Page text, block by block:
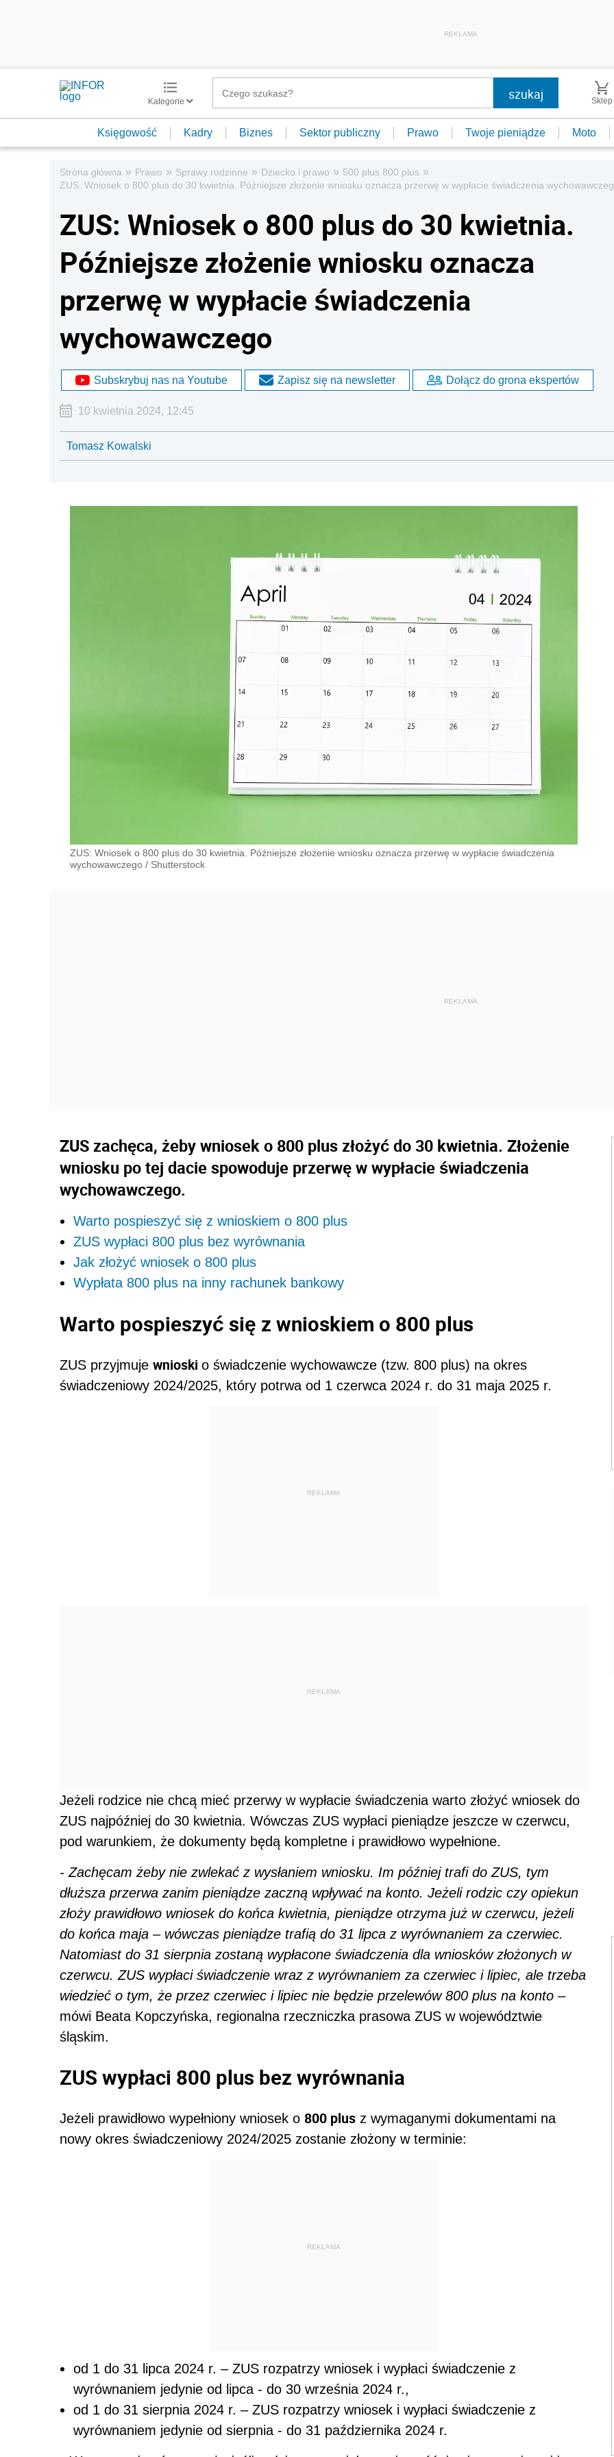
REKLAMA
Kategorie Sklep
Księgowość Kadry Biznes Sektor publiczny Prawo Twoje pieniądze Moto
Strona główna » Prawo » Sprawy rodzinne » Dziecko i prawo » 500 plus 800 plus »
ZUS: Wniosek o 800 plus do 30 kwietnia. Późniejsze złożenie wniosku oznacza przerwę w wypłacie świadczenia
ZUS: Wniosek o 800 plus do 30 kwietnia.
Późniejsze złożenie wniosku oznacza
przerwę w wypłacie świadczenia
wychowawczego
Subskrybuj nas na Youtube Zapisz się na newsletter Dołącz do grona ekspertów
10 kwietnia 2024, 12:45
Tomasz Kowalski
ZUS: Wniosek o 800 plus do 30 kwietnia. Późniejsze złożenie wniosku oznacza przerwę w wypłacie świadczenia
wychowawczego / Shutterstock
ZUS zachęca, żeby wniosek o 800 plus złożyć do 30 kwietnia. Złożenie
wniosku po tej dacie spowoduje przerwę w wypłacie świadczenia
wychowawczego.
Warto pospieszyć się z wnioskiem o 800 plus
ZUS wypłaci 800 plus bez wyrównania
Jak złożyć wniosek o 800 plus
Wypłata 800 plus na inny rachunek bankowy
Warto pospieszyć się z wnioskiem o 800 plus
ZUS przyjmuje wnioski o świadczenie wychowawcze (tzw. 800 plus) na okres
świadczeniowy 2024/2025, który potrwa od 1 czerwca 2024 r. do 31 maja 2025 r.
REKLAMA
REKLAMA
Jeżeli rodzice nie chcą mieć przerwy w wypłacie świadczenia warto złożyć wniosek do
ZUS najpóźniej do 30 kwietnia. Wówczas ZUS wypłaci pieniądze jeszcze w czerwcu,
pod warunkiem, że dokumenty będą kompletne i prawidłowo wypełnione.
- Zachęcam żeby nie zwlekać z wysłaniem wniosku. Im później trafi do ZUS, tym
dłuższa przerwa zanim pieniądze zaczną wpływać na konto. Jeżeli rodzic czy opiekun
złoży prawidłowo wniosek do końca kwietnia, pieniądze otrzyma już w czerwcu, jeżeli
do końca maja – wówczas pieniądze trafią do 31 lipca z wyrównaniem za czerwiec.
Natomiast do 31 sierpnia zostaną wypłacone świadczenia dla wniosków złożonych w
czerwcu. ZUS wypłaci świadczenie wraz z wyrównaniem za czerwiec i lipiec, ale trzeba
wiedzieć o tym, że przez czerwiec i lipiec nie będzie przelewów 800 plus na konto –
mówi Beata Kopczyńska, regionalna rzeczniczka prasowa ZUS w województwie
śląskim.
ZUS wypłaci 800 plus bez wyrównania
Jeżeli prawidłowo wypełniony wniosek o 800 plus z wymaganymi dokumentami na
nowy okres świadczeniowy 2024/2025 zostanie złożony w terminie:
REKLAMA
od 1 do 31 lipca 2024 r. – ZUS rozpatrzy wniosek i wypłaci świadczenie z
wyrównaniem jedynie od lipca - do 30 września 2024 r.,
od 1 do 31 sierpnia 2024 r. – ZUS rozpatrzy wniosek i wypłaci świadczenie z
wyrównaniem jedynie od sierpnia - do 31 października 2024 r.